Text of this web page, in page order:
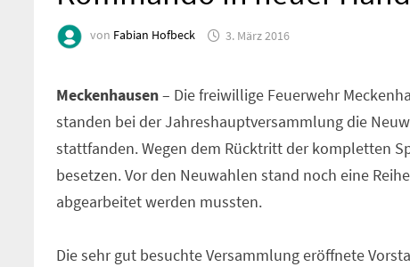
von Fabian Hofbeck 3. März 2016
Meckenhausen– Die freiwillige Feuerwehr
standen bei der Jahreshauptversammlung die
stattfanden. Wegen dem Rücktritt der kompletten
besetzen. Vor den Neuwahlen stand noch eine
abgearbeitet werden mussten.
Die sehr gut besuchte Versammlung eröffnete